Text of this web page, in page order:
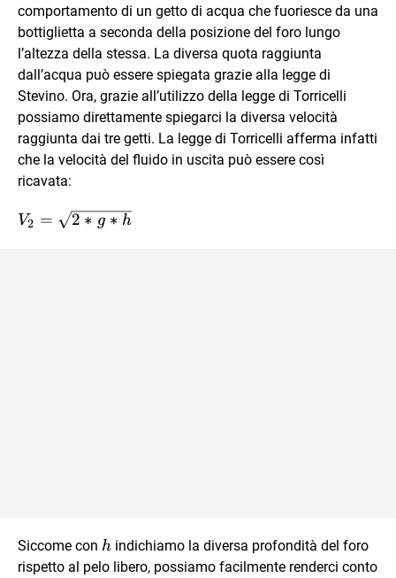
comportamento di un getto di acqua che fuoriesce da una
bottiglietta a seconda della posizione del foro lungo
l’altezza della stessa. La diversa quota raggiunta
dall’acqua può essere spiegata grazie alla legge di
Stevino. Ora, grazie all’utilizzo della legge di Torricelli
possiamo direttamente spiegarci la diversa velocità
raggiunta dai tre getti. La legge di Torricelli afferma infatti
che la velocità del fluido in uscita può essere così
ricavata:
V_{2}=\sqrt{2*g*h}
V2 = 2 ∗ g ∗ h
Siccome con h
h indichiamo la diversa profondità del foro
rispetto al pelo libero, possiamo facilmente renderci conto